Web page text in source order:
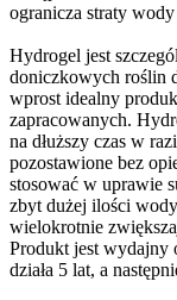
ogranicza straty wody
Hydrogel jest
doniczkowych roślin
wprost idealny
zapracowanych.
na dłuższy czas w
pozostawione bez
stosować w uprawie
zbyt dużej ilości
wielokrotnie
Produkt jest wydajny
działa 5 lat, a